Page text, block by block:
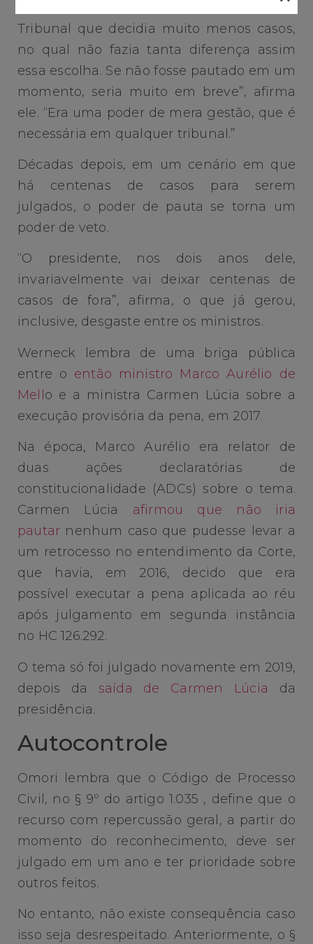
Tribunal que decidia muito menos casos,
no qual não fazia tanta diferença assim
essa escolha. Se não fosse pautado em um
momento, seria muito em breve”, afirma
ele. “Era uma poder de mera gestão, que é
necessária em qualquer tribunal.”
Décadas depois, em um cenário em que
há centenas de casos para serem
julgados, o poder de pauta se torna um
poder de veto.
“O presidente, nos dois anos dele,
invariavelmente vai deixar centenas de
casos de fora”, afirma, o que já gerou,
inclusive, desgaste entre os ministros.
Werneck lembra de uma briga pública
entre o então ministro Marco Aurélio de
Mell o e a ministra Carmen Lúcia sobre a
execução provisória da pena, em 2017.
Na época, Marco Aurélio era relator de
duas ações declaratórias de
constitucionalidade (ADCs) sobre o tema.
Carmen Lúcia afirmou que não iria
pautar nenhum caso que pudesse levar a
um retrocesso no entendimento da Corte,
que havia, em 2016, decido que era
possível executar a pena aplicada ao réu
após julgamento em segunda instância
no HC 126.292.
O tema só foi julgado novamente em 2019,
depois da saída de Carmen Lúcia da
presidência.
Autocontrole
Omori lembra que o Código de Processo
Civil, no § 9º do artigo 1.035 , define que o
recurso com repercussão geral, a partir do
momento do reconhecimento, deve ser
julgado em um ano e ter prioridade sobre
outros feitos.
No entanto, não existe consequência caso
isso seja desrespeitado. Anteriormente, o §